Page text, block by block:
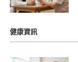
健康資訊